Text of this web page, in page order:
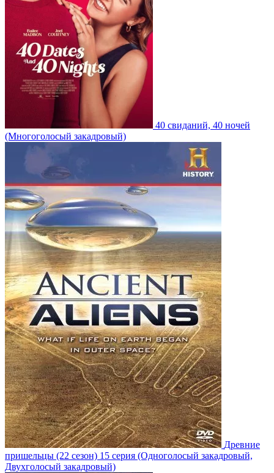
40 свиданий, 40 ночей
(Многоголосый закадровый)
Древние
пришельцы (22 сезон) 15 серия (Одноголосый закадровый,
Двухголосый закадровый)